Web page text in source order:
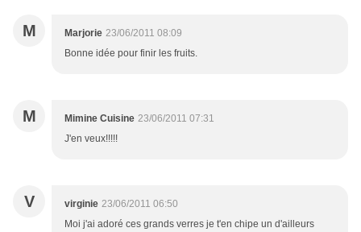
M Marjorie 23/06/2011 08:09
Bonne idée pour finir les fruits.
M Mimine Cuisine 23/06/2011 07:31
J'en veux!!!!!
V virginie 23/06/2011 06:50
Moi j'ai adoré ces grands verres je t'en chipe un d'ailleurs